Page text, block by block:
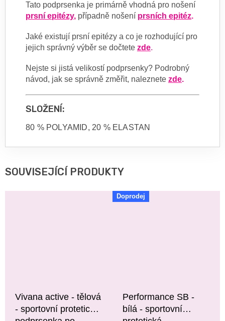
Tato podprsenka je primárně vhodná pro nošení
prsní epitézy, případně nošení prsních epitéz.
Jaké existují prsní epitézy a co je rozhodující pro
jejich správný výběr se dočtete zde.
Nejste si jistá velikostí podprsenky? Podrobný
návod, jak se správně změřit, naleznete zde.
SLOŽENÍ:
80 % POLYAMID, 20 % ELASTAN
SOUVISEJÍCÍ PRODUKTY
Vivana active - tělová
- sportovní protetická
Doprodej
Performance SB -
bílá - sportovní